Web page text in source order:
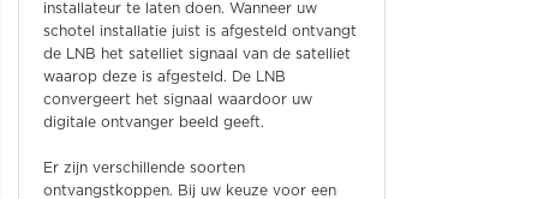
installateur te laten doen. Wanneer uw
schotel installatie juist is afgesteld ontvangt
de LNB het satelliet signaal van de satelliet
waarop deze is afgesteld. De LNB
convergeert het signaal waardoor uw
digitale ontvanger beeld geeft.
Er zijn verschillende soorten
ontvangstkoppen. Bij uw keuze voor een